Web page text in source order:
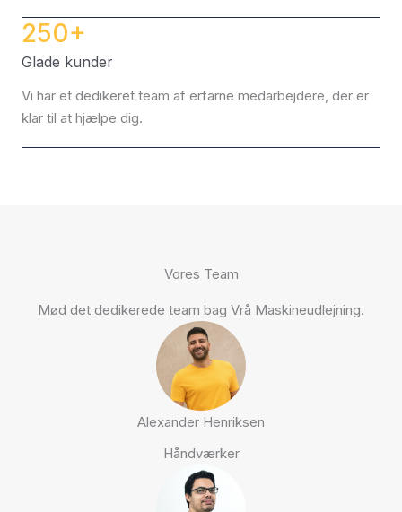
250+
Glade kunder
Vi har et dedikeret team af erfarne medarbejdere, der er
klar til at hjælpe dig.
Vores Team
Mød det dedikerede team bag Vrå Maskineudlejning.
Alexander Henriksen
Håndværker